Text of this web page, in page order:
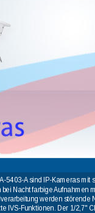
5403-A sind IP-Kameras
Nacht farbige
werden
IVS-Funktionen. Der 1/